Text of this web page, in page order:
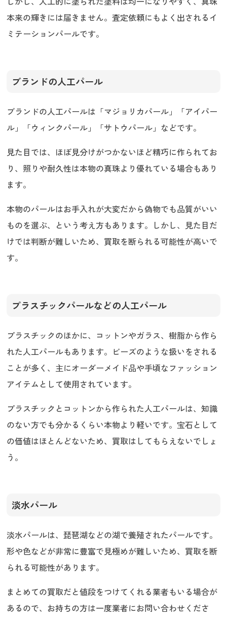
本来の輝きには届きません。査定依頼にもよく出されるイ
ミテーションパールです。
ブランドの人工パール
ブランドの人工パールは「マジョリカパール」「アイパー
ル」「ウィンクパール」「サトウパール」などです。
見た目では、ほぼ見分けがつかないほど精巧に作られてお
り、照りや耐久性は本物の真珠より優れている場合もあり
ます。
本物のパールはお手入れが大変だから偽物でも品質がいい
ものを選ぶ、という考え方もあります。しかし、見た目だ
けでは判断が難しいため、買取を断られる可能性が高いで
す。
プラスチックパールなどの人工パール
プラスチックのほかに、コットンやガラス、樹脂から作ら
れた人工パールもあります。ビーズのような扱いをされる
ことが多く、主にオーダーメイド品や手頃なファッション
アイテムとして使用されています。
プラスチックとコットンから作られた人工パールは、知識
のない方でも分かるくらい本物より軽いです。宝石として
の価値はほとんどないため、買取はしてもらえないでしょ
う。
淡水パール
淡水パールは、琵琶湖などの湖で養殖されたパールです。
形や色などが非常に豊富で見極めが難しいため、買取を断
られる可能性があります。
まとめての買取だと値段をつけてくれる業者もいる場合が
あるので、お持ちの方は一度業者にお問い合わせくださ